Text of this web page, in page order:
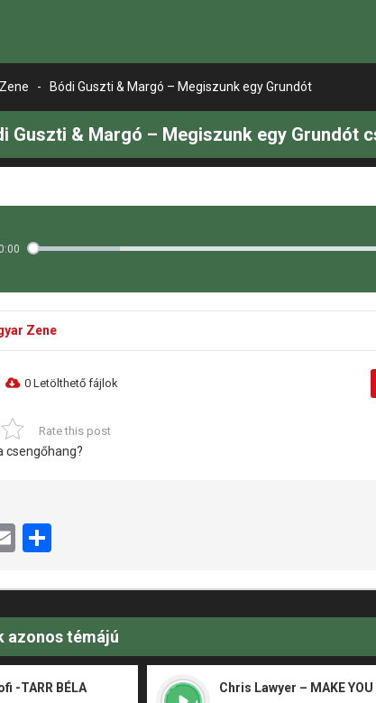
- Bódi Guszti & Margó – Megiszunk egy Grundót
Guszti & Margó – Megiszunk egy Grundót
Zene
0 Letölthető fájlok
Rate this post
csengőhang?
Email
azonos témájú
-TARR BÉLA